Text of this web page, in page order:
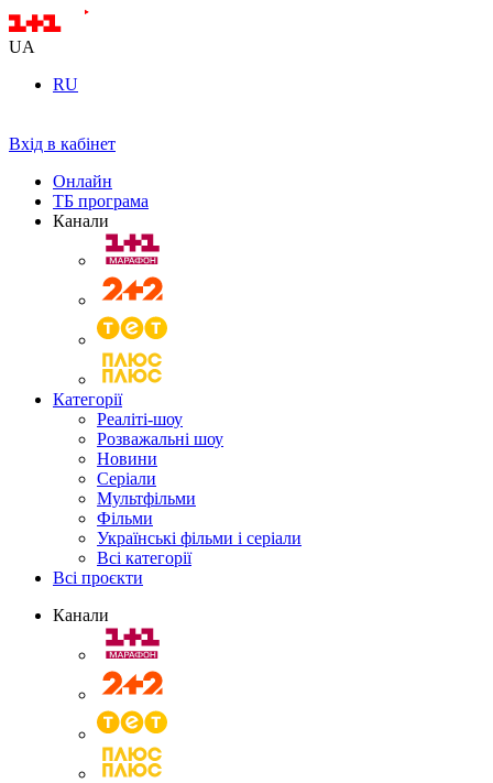
UA
RU
Вхід в кабінет
Онлайн
ТБ програма
Канали
Категорії
Реаліті-шоу
Розважальні шоу
Новини
Серіали
Мультфільми
Фільми
Українські фільми і серіали
Всі категорії
Всі проєкти
Канали